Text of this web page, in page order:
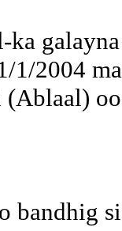
ka
1/2004
bandhig